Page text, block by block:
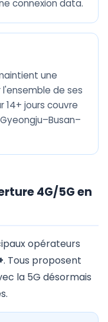
connexion data.
une
l'ensemble de ses
14+ jours couvre
4G/5G en
opérateurs
. Tous proposent
la 5G désormais